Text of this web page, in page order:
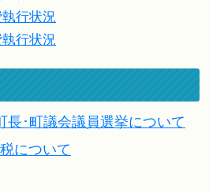
行状況
行状況
長･町議会議員選挙について
について